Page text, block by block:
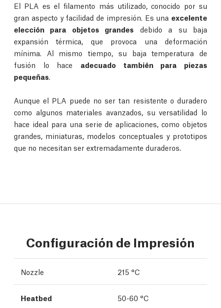
El PLA es el filamento más utilizado, conocido por su
gran aspecto y facilidad de impresión. Es una excelente
elección para objetos grandes debido a su baja
expansión térmica, que provoca una deformación
mínima. Al mismo tiempo, su baja temperatura de
fusión lo hace adecuado también para piezas
pequeñas.
Aunque el PLA puede no ser tan resistente o duradero
como algunos materiales avanzados, su versatilidad lo
hace ideal para una serie de aplicaciones, como objetos
grandes, miniaturas, modelos conceptuales y prototipos
que no necesitan ser extremadamente duraderos.
Configuración de Impresión
Nozzle 215 °C
Heatbed 50-60 °C